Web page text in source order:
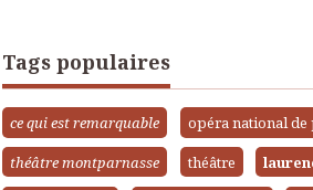
Tags populaires
ce qui est remarquable
opéra national de
théâtre montparnasse
théâtre